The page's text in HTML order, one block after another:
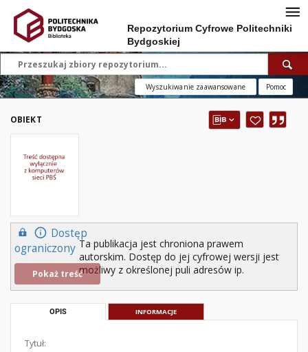
Repozytorium Cyfrowe Politechniki
Bydgoskiej
Wyszukiwanie zaawansowane Pomoc
OBIEKT
Dostęp
ograniczony
Pokaż treść
Ta publikacja jest chroniona prawem
autorskim. Dostęp do jej cyfrowej wersji jest
możliwy z określonej puli adresów ip.
OPIS INFORMACJE
Tytuł: